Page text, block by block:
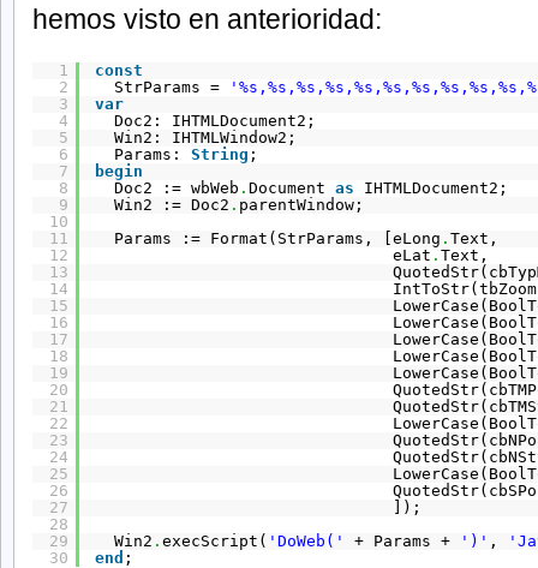
hemos visto en anterioridad:
1
2
3
4
5
6
7
8
9
10
11
12
13
14
15
16
17
18
19
20
21
22
23
24
25
26
27
28
29
30
const
StrParams =
var
Doc2: IHTMLDocument2;
Win2: IHTMLWindow2;
Params: String ;
begin
Doc2 := wbWeb . Document as
IHTMLDocument2;
Win2 := Doc2 . parentWindow;
Params := Format(StrParams, [eLong . Text,
eLat . Text,
IntToStr(tbZoom
]);
Win2 . execScript( 'DoWeb(' + Params + ')' ,
end ;